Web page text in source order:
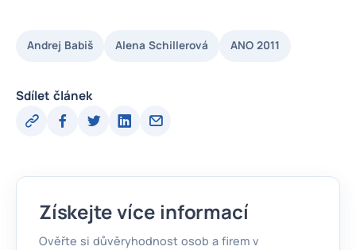
Andrej Babiš Alena Schillerová ANO 2011
Sdílet článek
Získejte více informací
Ověřte si důvěryhodnost osob a firem v